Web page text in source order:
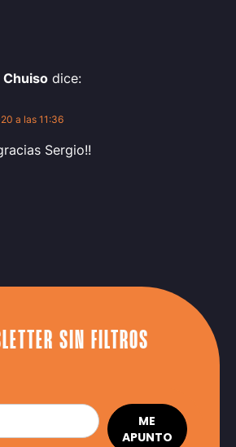
Chuiso dice:
a las 11:36
Sergio!!
SIN FILTROS
ME
APUNTO